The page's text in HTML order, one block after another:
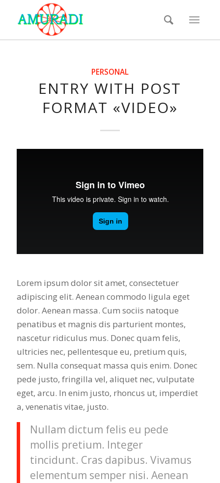
PERSONAL
ENTRY WITH POST
FORMAT «VIDEO»
Lorem ipsum dolor sit amet, consectetuer
adipiscing elit. Aenean commodo ligula eget
dolor. Aenean massa. Cum sociis natoque
penatibus et magnis dis parturient montes,
nascetur ridiculus mus. Donec quam felis,
ultricies nec, pellentesque eu, pretium quis,
sem. Nulla consequat massa quis enim. Donec
pede justo, fringilla vel, aliquet nec, vulputate
eget, arcu. In enim justo, rhoncus ut, imperdiet
a, venenatis vitae, justo.
Nullam dictum felis eu pede
mollis pretium. Integer
tincidunt. Cras dapibus. Vivamus
elementum semper nisi. Aenean